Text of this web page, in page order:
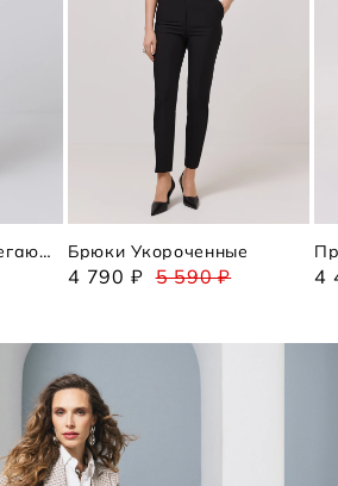
Брюки Прямые Облегающие Брюки Укороченные
4 790 ₽ 5 590 ₽ 4